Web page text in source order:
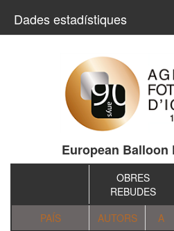
Dades estadístiques
European Balloon
OBRES
REBUDES
PAÍS
AUTORS A